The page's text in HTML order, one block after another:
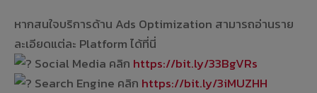
หากสนใจบริการด้าน Ads Optimization สามารถอ่านราย
ละเอียดแต่ละ Platform ได้ที่นี่
Social Media คลิก https://bit.ly/33BgVRs
Search Engine คลิก https://bit.ly/3iMUZHH